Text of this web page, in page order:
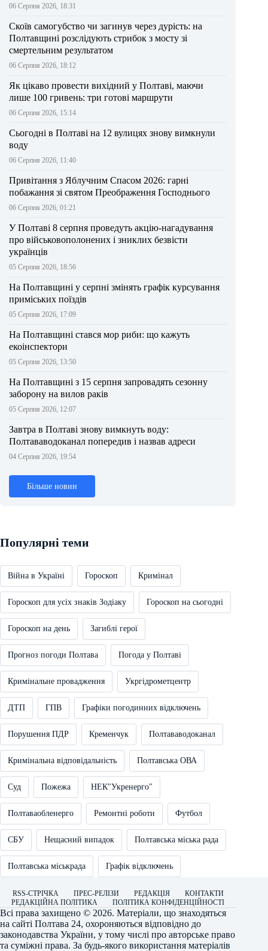
06 Серпня 2026, 18:31
Скоїв самогубство чи загинув через дурість: на
Полтавщині розслідують стрибок з мосту зі
смертельним результатом
06 Серпня 2026, 18:12
Як цікаво провести вихідний у Полтаві, маючи
лише 100 гривень: три готові маршрути
06 Серпня 2026, 15:14
Сьогодні в Полтаві на 12 вулицях знову вимкнули
воду
06 Серпня 2026, 11:40
Привітання з Яблучним Спасом 2026: гарні
побажання зі святом Преображення Господнього
06 Серпня 2026, 01:21
У Полтаві 8 серпня проведуть акцію-нагадування
про військовополонених і зниклих безвісти
українців
05 Серпня 2026, 18:56
На Полтавщині у серпні змінять графік курсування
приміських поїздів
05 Серпня 2026, 17:09
На Полтавщині стався мор риби: що кажуть
екоінспектори
05 Серпня 2026, 13:50
На Полтавщині з 15 серпня запровадять сезонну
заборону на вилов раків
05 Серпня 2026, 12:07
Завтра в Полтаві знову вимкнуть воду:
Полтававодоканал попередив і назвав адреси
04 Серпня 2026, 19:54
Більше новин
Популярні теми
Війна в Україні Гороскоп Кримінал
Гороскоп для усіх знаків Зодіаку Гороскоп на сьогодні
Гороскоп на день Загиблі герої
Прогноз погоди Полтава Погода у Полтаві
Кримінальне провадження Укргідрометцентр
ДТП ГПВ Графіки погодинних відключень
Порушення ПДР Кременчук Полтававодоканал
Кримінальна відповідальність Полтавська ОВА
Суд Пожежа НЕК"Укренерго"
Полтаваобленерго Ремонтні роботи Футбол
СБУ Нещасний випадок Полтавська міська рада
Полтавська міськрада Графік відключень
RSS-СТРІЧКА ПРЕС-РЕЛІЗИ РЕДАКЦІЯ
КОНТАКТИ
РЕДАКЦІЙНА ПОЛІТИКА
ПОЛІТИКА КОНФІДЕНЦІЙНОСТІ
Всі права захищено © 2026. Матеріали, що знаходяться
на сайті Полтава 24, охороняються відповідно до
законодавства України, у тому числі про авторське право
та суміжні права. За будь-якого використання матеріалів